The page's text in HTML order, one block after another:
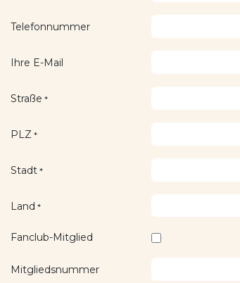
Telefonnummer
Ihre E-Mail
Straße *
PLZ *
Stadt *
Land *
Fanclub-Mitglied
Mitgliedsnummer